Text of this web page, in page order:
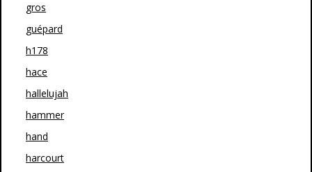
gros
guépard
h178
hace
hallelujah
hammer
hand
harcourt